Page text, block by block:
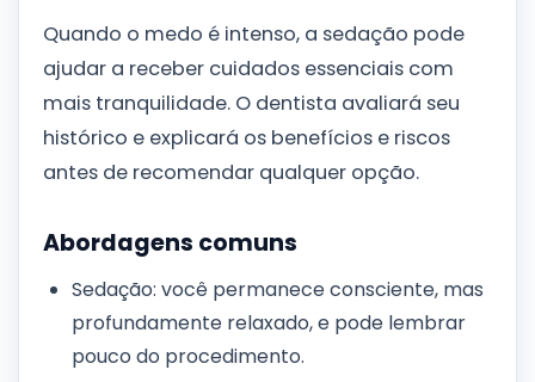
Quando o medo é intenso, a sedação pode
ajudar a receber cuidados essenciais com
mais tranquilidade. O dentista avaliará seu
histórico e explicará os benefícios e riscos
antes de recomendar qualquer opção.
Abordagens comuns
Sedação: você permanece consciente, mas
profundamente relaxado, e pode lembrar
pouco do procedimento.